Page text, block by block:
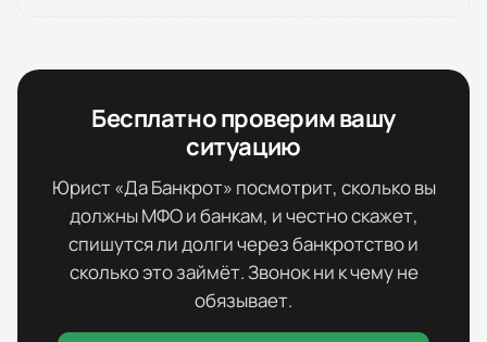
Бесплатно проверим вашу
ситуацию
Юрист «Да Банкрот» посмотрит, сколько вы
должны МФО и банкам, и честно скажет,
спишутся ли долги через банкротство и
сколько это займёт. Звонок ни к чему не
обязывает.